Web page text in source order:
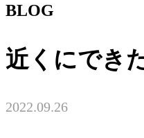
BLOG
近くにでき
2022.09.26